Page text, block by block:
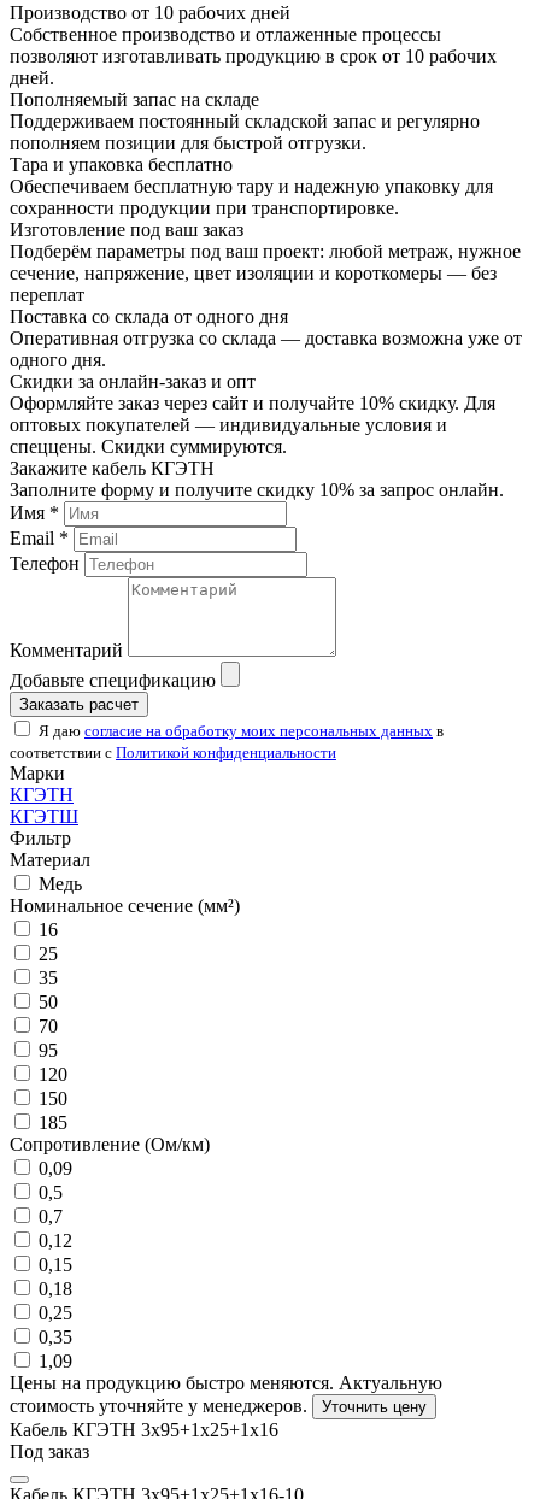
Производство от 10 рабочих дней
Собственное производство и отлаженные процессы
позволяют изготавливать продукцию в срок от 10 рабочих
дней.
Пополняемый запас на складе
Поддерживаем постоянный складской запас и регулярно
пополняем позиции для быстрой отгрузки.
Тара и упаковка бесплатно
Обеспечиваем бесплатную тару и надежную упаковку для
сохранности продукции при транспортировке.
Изготовление под ваш заказ
Подберём параметры под ваш проект: любой метраж, нужное
сечение, напряжение, цвет изоляции и короткомеры — без
переплат
Поставка со склада от одного дня
Оперативная отгрузка со склада — доставка возможна уже от
одного дня.
Скидки за онлайн-заказ и опт
Оформляйте заказ через сайт и получайте 10% скидку. Для
оптовых покупателей — индивидуальные условия и
спеццены. Скидки суммируются.
Закажите кабель КГЭТН
Заполните форму и получите скидку 10% за запрос онлайн.
Имя *
Email *
Телефон
Комментарий
Добавьте спецификацию
Заказать расчет
Я даю согласие на обработку моих персональных данных в
соответствии с Политикой конфиденциальности
Марки
КГЭТН
КГЭТШ
Фильтр
Материал
Медь
Номинальное сечение (мм²)
16
25
35
50
70
95
120
150
185
Сопротивление (Ом/км)
0,09
0,5
0,7
0,12
0,15
0,18
0,25
0,35
1,09
Цены на продукцию быстро меняются. Актуальную
стоимость уточняйте у менеджеров.
Уточнить цену
Кабель КГЭТН 3х95+1х25+1х16
Под заказ
Кабель КГЭТН 3х95+1х25+1х16-10